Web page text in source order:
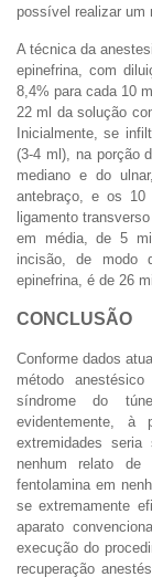
possível realizar um
A técnica da
epinefrina, com
8,4% para cada 10
22 ml da solução
Inicialmente, se
(3-4 ml), na porção
mediano e do
antebraço, e os 10
ligamento
em média, de 5
incisão, de modo
epinefrina, é de 26
CONCLUSÃO
Conforme dados
método
síndrome do
evidentemente,
extremidades
nenhum relato de
fentolamina em
se extremamente
aparato
execução do
recuperação